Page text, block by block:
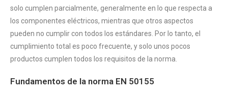
solo cumplen parcialmente, generalmente en lo que respecta a
los componentes eléctricos, mientras que otros aspectos
pueden no cumplir con todos los estándares. Por lo tanto, el
cumplimiento total es poco frecuente, y solo unos pocos
productos cumplen todos los requisitos de la norma.
Fundamentos de la norma EN 50155